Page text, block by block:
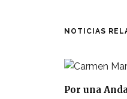
NOTICIAS
Por una